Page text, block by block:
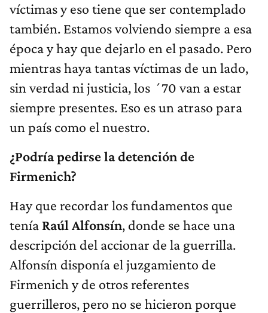
víctimas y eso tiene que ser contemplado
también. Estamos volviendo siempre a esa
época y hay que dejarlo en el pasado. Pero
mientras haya tantas víctimas de un lado,
sin verdad ni justicia, los ´70 van a estar
siempre presentes. Eso es un atraso para
un país como el nuestro.
¿Podría pedirse la detención de
Firmenich?
Hay que recordar los fundamentos que
tenía Raúl Alfonsín, donde se hace una
descripción del accionar de la guerrilla.
Alfonsín disponía el juzgamiento de
Firmenich y de otros referentes
guerrilleros, pero no se hicieron porque